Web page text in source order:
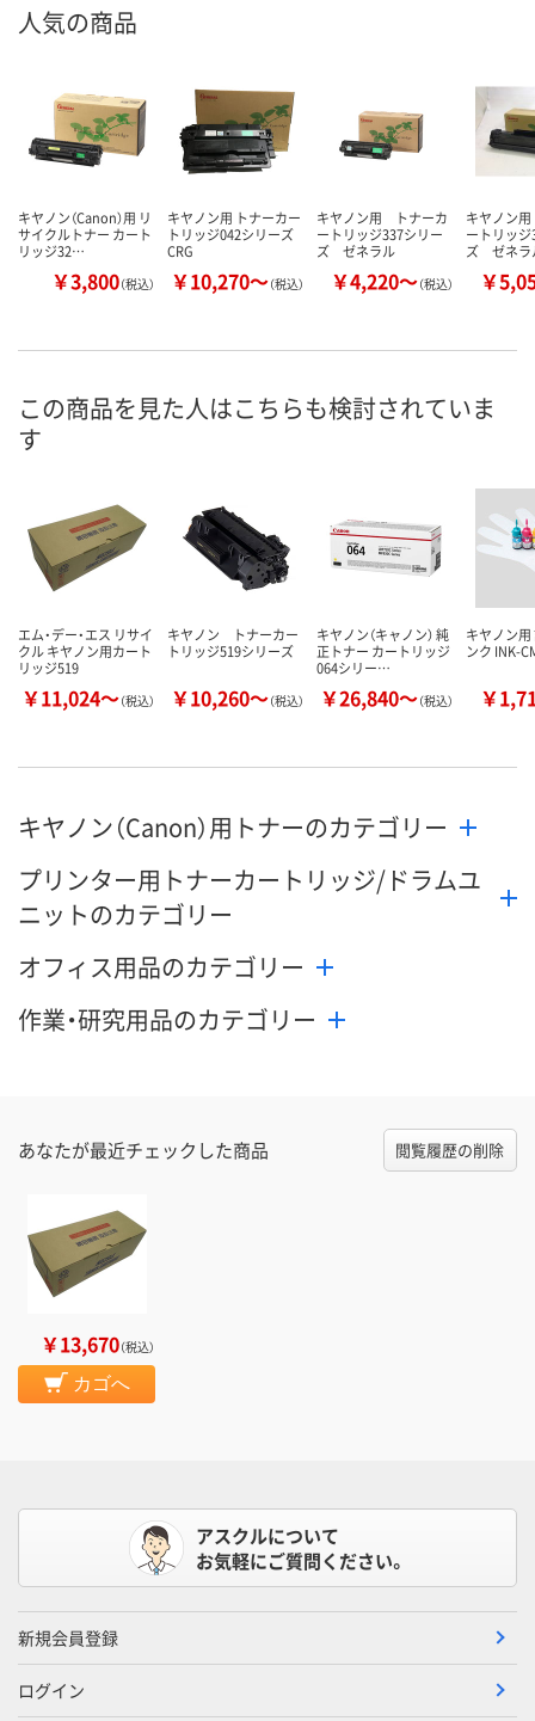
人気の商品
キヤノン（Canon）用 リ
サイクルトナー カート
リッジ32…
￥3,800（税込）
キヤノン用 トナーカー
トリッジ042シリーズ
CRG
￥10,270～（税込）
キヤノン用 トナーカ
ートリッジ337シリー
ズ ゼネラル
￥4,220～（税込）
キヤノン
ートリッ
ズ ゼネラ
￥
この商品を見た人はこちらも検討されていま
す
エム・デー・エス リサイ
クル キヤノン用カート
リッジ519
￥11,024～（税込）
キヤノン トナーカー
トリッジ519シリーズ
￥10,260～（税込）
キヤノン（キャノン） 純
正トナー カートリッジ
064シリー…
￥26,840～（税込）
キヤノン
ンク INK-
￥
キヤノン（Canon）用トナーのカテゴリー
プリンター用トナーカートリッジ/ドラムユ
ニットのカテゴリー
オフィス用品のカテゴリー
作業・研究用品のカテゴリー
あなたが最近チェックした商品 閲覧履歴の削除
￥13,670（税込）
カゴへ
アスクルについて
お気軽にご質問ください。
新規会員登録
ログイン